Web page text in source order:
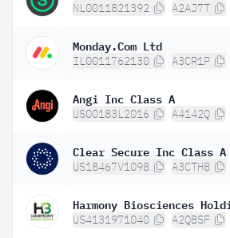
NL0011821392 A2AJ7T
Monday.Com Ltd
IL0011762130 A3CR1P
Angi Inc Class A
US00183L2016 A4142Q
Clear Secure Inc Class A
US18467V1098 A3CTH8
Harmony Biosciences
US4131971040 A2QBSF